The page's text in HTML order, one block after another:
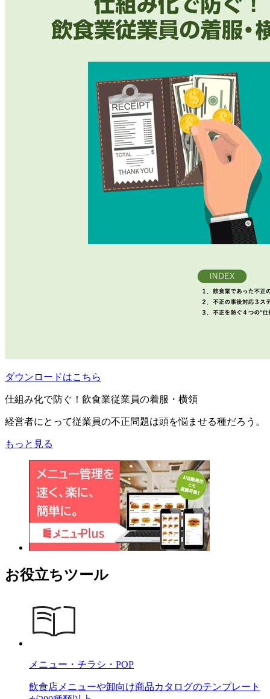
ダウンロードはこちら
仕組み化で防ぐ！飲食業従業員の着服・横領
経営者にとって従業員の不正問題は頭を悩ませる種だろう。
もっと見る
お役立ちツール
メニュー・チラシ・POP
飲食店メニューや卸向け商品カタログのテンプレート